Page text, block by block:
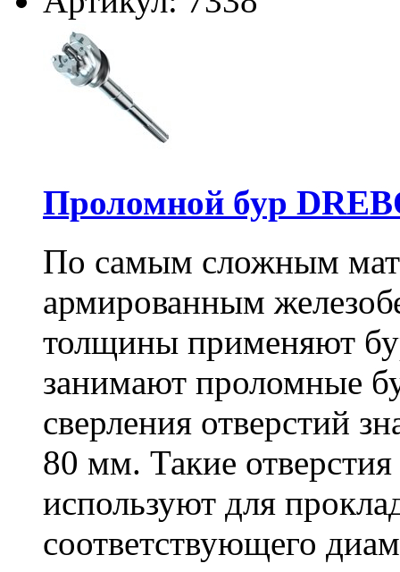
Проломной бур
По самым сложным
армированным
толщины применяют
занимают проломные
сверления отверстий
80 мм. Такие
используют для
соответствующего